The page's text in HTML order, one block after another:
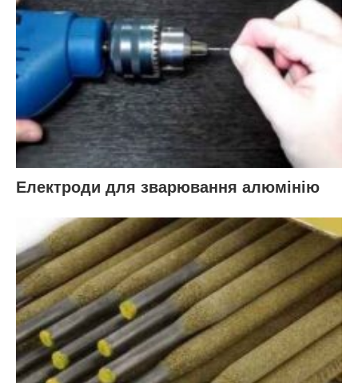
Електроди для зварювання алюмінію